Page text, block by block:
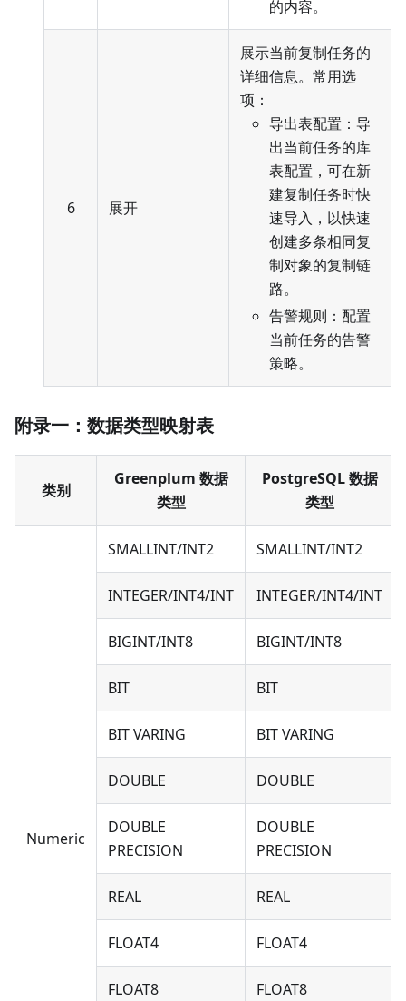
的内容。
6 展开
展示当前复制任务的
详细信息。常用选
项：
导出表配置：导
出当前任务的库
表配置，可在新
建复制任务时快
速导入，以快速
创建多条相同复
制对象的复制链
路。
告警规则：配置
当前任务的告警
策略。
附录一：数据类型映射表
类别
Greenplum 数据
类型
PostgreSQL 数据
类型
Numeric
SMALLINT/INT2 SMALLINT/INT2
INTEGER/INT4/INT INTEGER/INT4/INT
BIGINT/INT8 BIGINT/INT8
BIT BIT
BIT VARING BIT VARING
DOUBLE DOUBLE
DOUBLE
PRECISION
DOUBLE
PRECISION
REAL REAL
FLOAT4 FLOAT4
FLOAT8 FLOAT8